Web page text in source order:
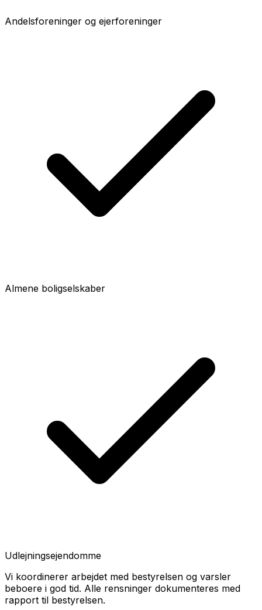
Andelsforeninger og ejerforeninger
Almene boligselskaber
Udlejningsejendomme
Vi koordinerer arbejdet med bestyrelsen og varsler
beboere i god tid. Alle rensninger dokumenteres med
rapport til bestyrelsen.